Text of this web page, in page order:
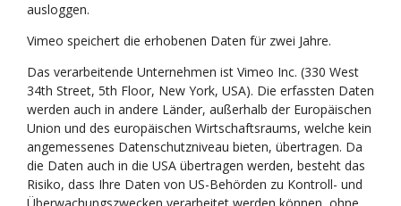
ausloggen.
Vimeo speichert die erhobenen Daten für zwei Jahre.
Das verarbeitende Unternehmen ist Vimeo Inc. (330 West
34th Street, 5th Floor, New York, USA). Die erfassten Daten
werden auch in andere Länder, außerhalb der Europäischen
Union und des europäischen Wirtschaftsraums, welche kein
angemessenes Datenschutzniveau bieten, übertragen. Da
die Daten auch in die USA übertragen werden, besteht das
Risiko, dass Ihre Daten von US-Behörden zu Kontroll- und